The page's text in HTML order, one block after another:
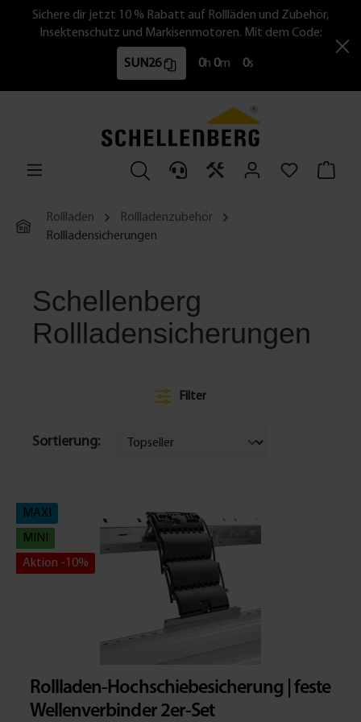
Sichere dir jetzt 10 % Rabatt auf Rollläden und Zubehör,
Insektenschutz und Markisenmotoren. Mit dem Code:
SUN26 0h 0m 0s
Rollladen
Rollladenzubehör
Rollladensicherungen
Schellenberg
Rollladensicherungen
Filter
Sortierung:
MAXI
MINI
Aktion -10%
Rollladen-Hochschiebesicherung | feste
Wellenverbinder 2er-Set